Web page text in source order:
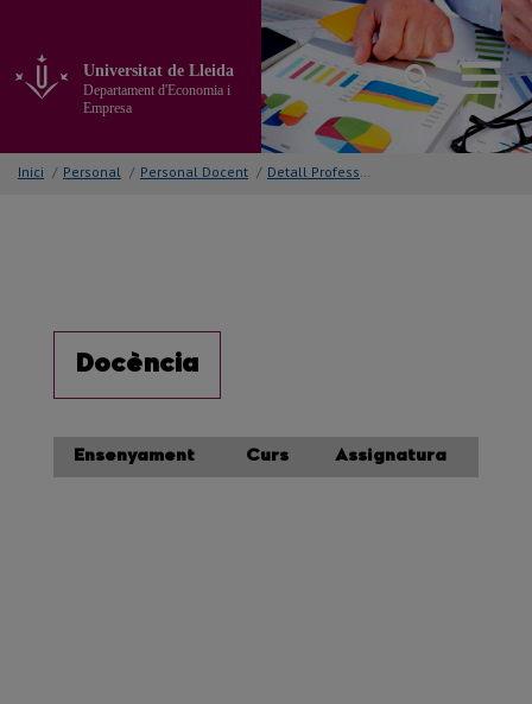
contingut
principal
pàgina
Universitat de Lleida
Departament d'Economia i
Empresa
Inici / Personal / Personal Docent / Detall Professor/a